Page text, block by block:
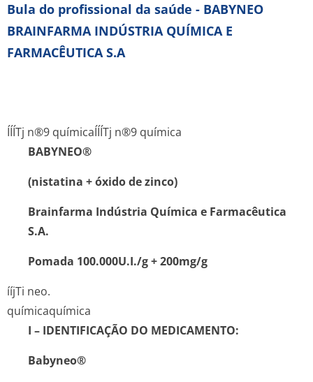
Bula do profissional da saúde - BABYNEO
BRAINFARMA INDÚSTRIA QUÍMICA E
FARMACÊUTICA S.A
ÍÍÍTj n®9 químicaÍÍÍTj n®9 química
BABYNEO®
(nistatina + óxido de zinco)
Brainfarma Indústria Química e Farmacêutica
S.A.
Pomada 100.000U.I./g + 200mg/g
ííjTi neo.
químicaquímica
I – IDENTIFICAÇÃO DO MEDICAMENTO:
Babyneo®